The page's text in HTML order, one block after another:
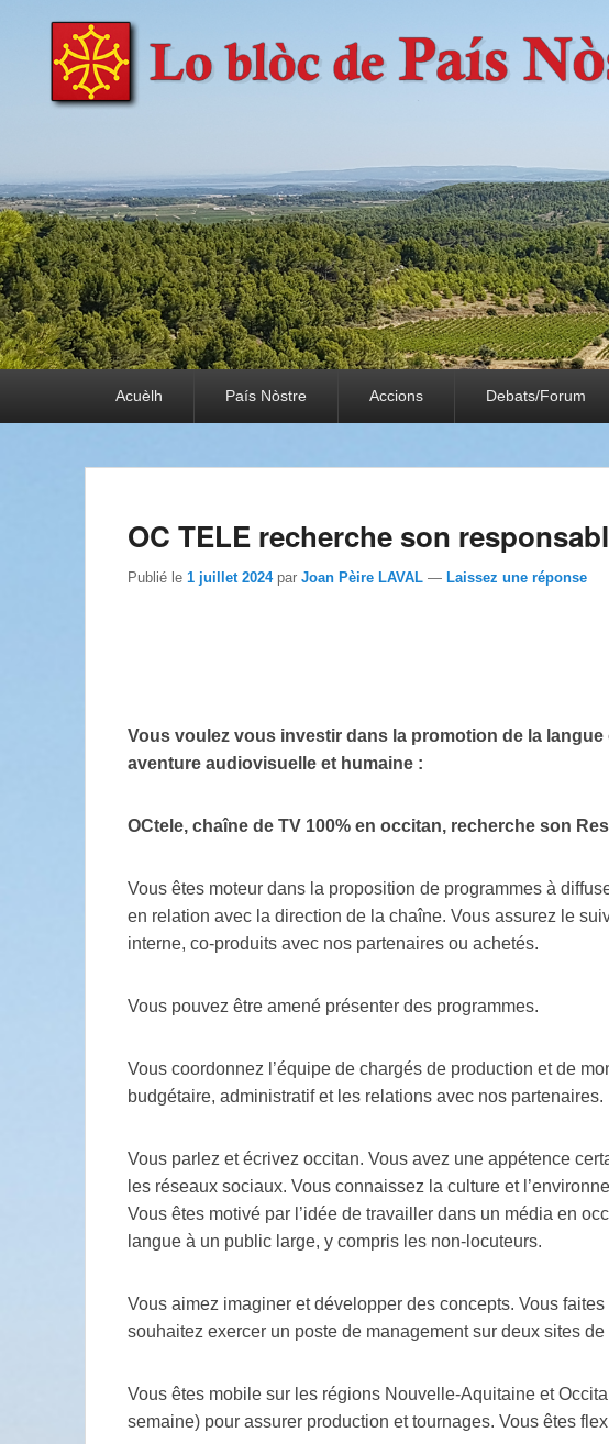
País Nòstre
Paratge e Convivència
Acuèlh País Nòstre Accions Debats/Forum
OC TELE recherche son
Publié le 1 juillet 2024 par Joan Pèire LAVAL — Laissez une réponse
Vous voulez vous investir dans la promotion de la
aventure audiovisuelle et humaine :
OCtele, chaîne de TV 100% en occitan, recherche son
Vous êtes moteur dans la proposition de programmes à
en relation avec la direction de la chaîne. Vous assurez le
interne, co-produits avec nos partenaires ou achetés.
Vous pouvez être amené présenter des programmes.
Vous coordonnez l’équipe de chargés de production et de
budgétaire, administratif et les relations avec nos partenaires.
Vous parlez et écrivez occitan. Vous avez une appétence
les réseaux sociaux. Vous connaissez la culture et
Vous êtes motivé par l’idée de travailler dans un média en
langue à un public large, y compris les non-locuteurs.
Vous aimez imaginer et développer des concepts. Vous
souhaitez exercer un poste de management sur deux sites de
Vous êtes mobile sur les régions Nouvelle-Aquitaine et
semaine) pour assurer production et tournages. Vous êtes